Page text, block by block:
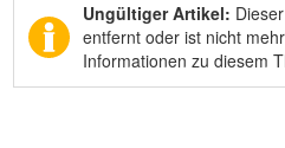
Ungültiger Artikel:
entfernt oder ist nicht
Informationen zu diesem